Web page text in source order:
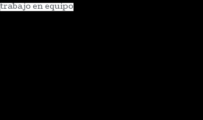
trabajo en equipo